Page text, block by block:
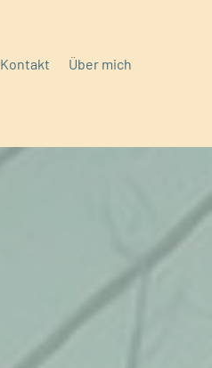
Kontakt Über mich